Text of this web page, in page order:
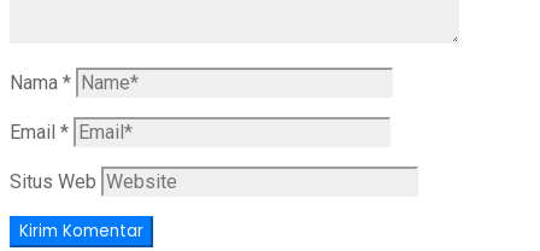
Nama *
Email *
Situs Web